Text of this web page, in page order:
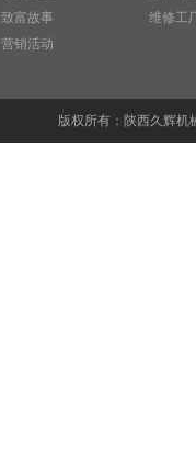
致富故事
营销活动
维修工
版权所有：陕西久辉